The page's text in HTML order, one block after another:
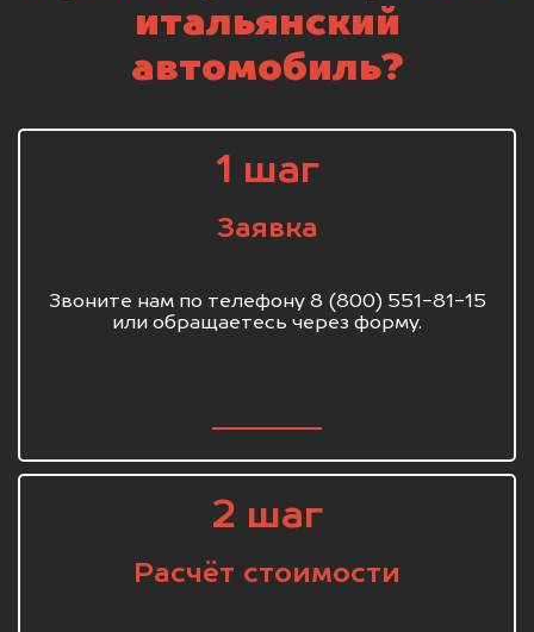
итальянский
автомобиль?
1 шаг
Заявка
Звоните нам по телефону 8 (800) 551-81-15
или обращаетесь через форму.
2 шаг
Расчёт стоимости